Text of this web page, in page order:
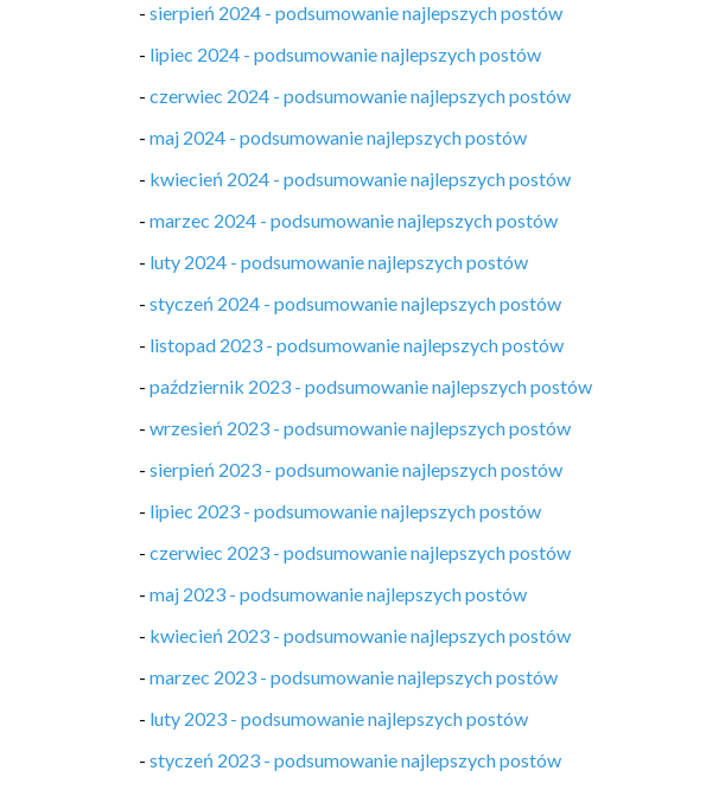
- sierpień 2024 - podsumowanie najlepszych postów
- lipiec 2024 - podsumowanie najlepszych postów
- czerwiec 2024 - podsumowanie najlepszych postów
- maj 2024 - podsumowanie najlepszych postów
- kwiecień 2024 - podsumowanie najlepszych postów
- marzec 2024 - podsumowanie najlepszych postów
- luty 2024 - podsumowanie najlepszych postów
- styczeń 2024 - podsumowanie najlepszych postów
- listopad 2023 - podsumowanie najlepszych postów
- październik 2023 - podsumowanie najlepszych postów
- wrzesień 2023 - podsumowanie najlepszych postów
- sierpień 2023 - podsumowanie najlepszych postów
- lipiec 2023 - podsumowanie najlepszych postów
- czerwiec 2023 - podsumowanie najlepszych postów
- maj 2023 - podsumowanie najlepszych postów
- kwiecień 2023 - podsumowanie najlepszych postów
- marzec 2023 - podsumowanie najlepszych postów
- luty 2023 - podsumowanie najlepszych postów
- styczeń 2023 - podsumowanie najlepszych postów